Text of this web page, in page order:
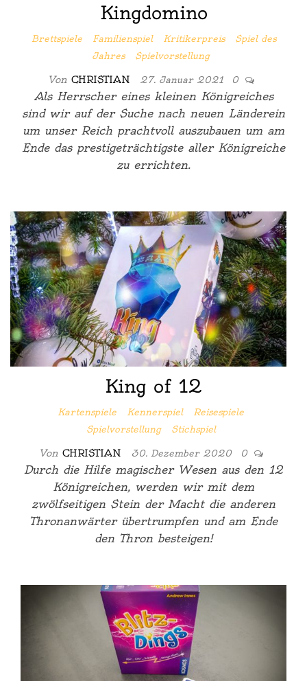
Kingdomino
Brettspiele Familienspiel Kritikerpreis
Spiel des
Jahres
Spielvorstellung
Von CHRISTIAN 27. Januar 2021 0
Als Herrscher eines kleinen Königreiches
sind wir auf der Suche nach neuen Länderein
um unser Reich prachtvoll auszubauen um am
Ende das prestigeträchtigste aller Königreiche
zu errichten.
King of 12
Kartenspiele Kennerspiel
Reisespiele
Spielvorstellung
Stichspiel
Von CHRISTIAN 30. Dezember 2020 0
Durch die Hilfe magischer Wesen aus den 12
Königreichen, werden wir mit dem
zwölfseitigen Stein der Macht die anderen
Thronanwärter übertrumpfen und am Ende
den Thron besteigen!